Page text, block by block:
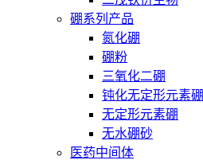
硼系列产品
氮化硼
硼粉
三氧化二硼
钝化无定形元素硼
无定形元素硼
无水硼砂
医药中间体